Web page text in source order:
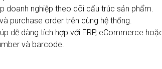
doanh nghiệp theo dõi cấu trúc sản phẩm.
purchase order trên cùng hệ thống.
dễ dàng tích hợp với ERP, eCommerce
và barcode.